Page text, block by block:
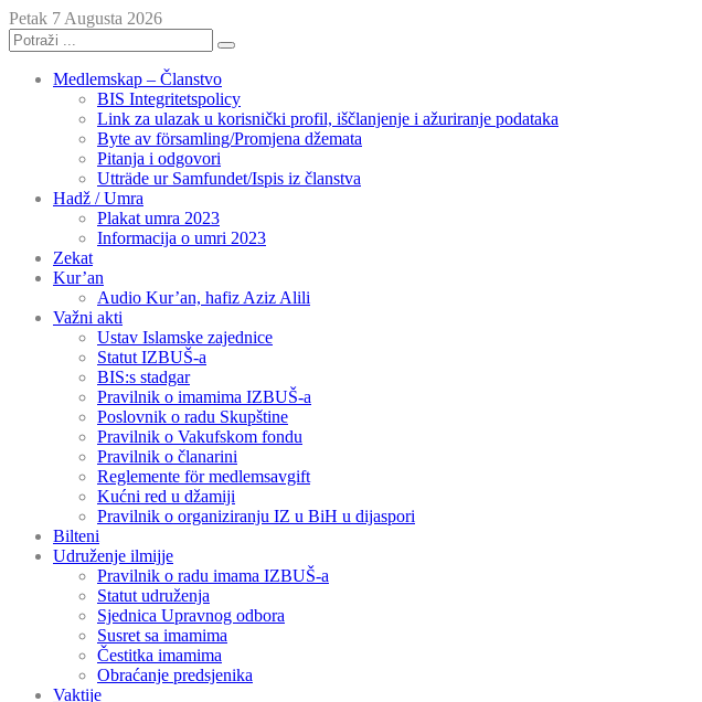
Petak 7 Augusta 2026
Medlemskap – Članstvo
BIS Integritetspolicy
Link za ulazak u korisnički profil, iščlanjenje i ažuriranje podataka
Byte av församling/Promjena džemata
Pitanja i odgovori
Utträde ur Samfundet/Ispis iz članstva
Hadž / Umra
Plakat umra 2023
Informacija o umri 2023
Zekat
Kur’an
Audio Kur’an, hafiz Aziz Alili
Važni akti
Ustav Islamske zajednice
Statut IZBUŠ-a
BIS:s stadgar
Pravilnik o imamima IZBUŠ-a
Poslovnik o radu Skupštine
Pravilnik o Vakufskom fondu
Pravilnik o članarini
Reglemente för medlemsavgift
Kućni red u džamiji
Pravilnik o organiziranju IZ u BiH u dijaspori
Bilteni
Udruženje ilmijje
Pravilnik o radu imama IZBUŠ-a
Statut udruženja
Sjednica Upravnog odbora
Susret sa imamima
Čestitka imamima
Obraćanje predsjenika
Vaktije